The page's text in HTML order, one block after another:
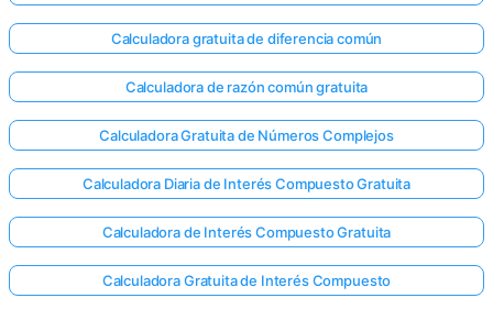
Calculadora gratuita de diferencia común
Calculadora de razón común gratuita
Calculadora Gratuita de Números Complejos
Calculadora Diaria de Interés Compuesto Gratuita
Calculadora de Interés Compuesto Gratuita
Calculadora Gratuita de Interés Compuesto